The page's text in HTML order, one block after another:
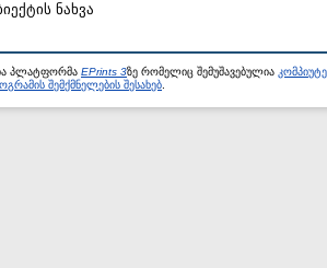
ნახვა
პლატფორმა EPrints 3ზე რომელიც შემუშავებულია
შემქმნელების შესახებ.